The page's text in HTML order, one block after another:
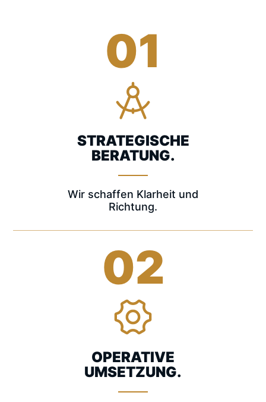
01
STRATEGISCHE
BERATUNG.
Wir schaffen Klarheit und
Richtung.
02
OPERATIVE
UMSETZUNG.